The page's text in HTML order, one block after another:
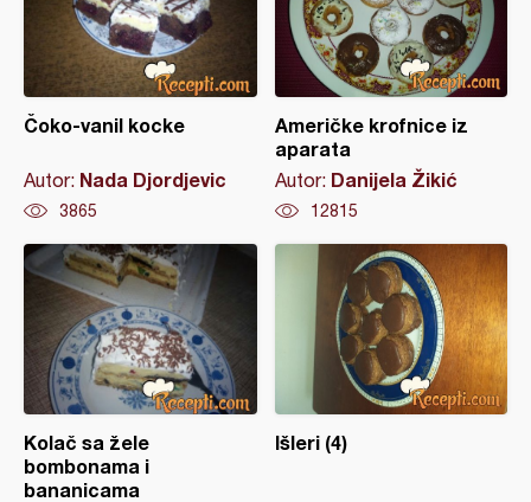
Čoko-vanil kocke
Autor: Nada Djordjevic
3865
Američke krofnice iz
aparata
Autor: Danijela Žikić
12815
Kolač sa žele
bombonama i
bananicama
Išleri (4)